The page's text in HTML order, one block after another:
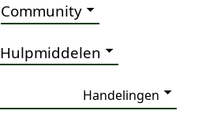
Community
Hulpmiddelen
Handelingen